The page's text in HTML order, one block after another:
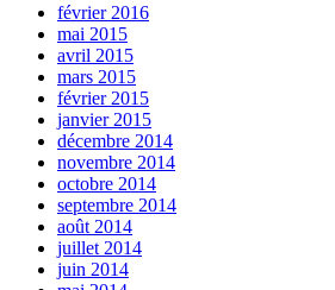
février 2016
mai 2015
avril 2015
mars 2015
février 2015
janvier 2015
décembre 2014
novembre 2014
octobre 2014
septembre 2014
août 2014
juillet 2014
juin 2014